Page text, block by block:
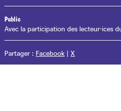
Public
Avec la participation des lecteur·ices
Partager : Facebook | X